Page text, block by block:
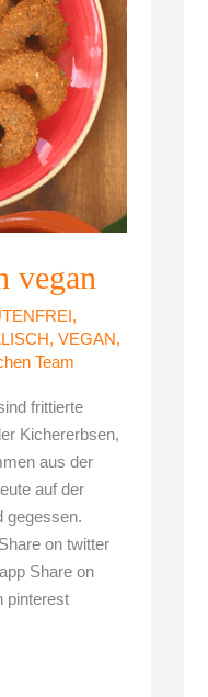
vegan
,
, VEGAN,
Team
frittierte
Kichererbsen,
aus der
auf der
gegessen.
on twitter
Share on
pinterest